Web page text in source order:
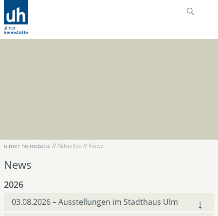
ulmer heimstätte //Aktuelles // News
News
2026
03.08.2026 – Ausstellungen im Stadthaus Ulm